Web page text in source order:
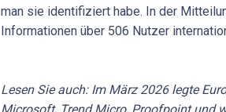
man sie identifiziert habe. In der
Informationen über 506 Nutzer
Lesen Sie auch: Im März 2026 legte